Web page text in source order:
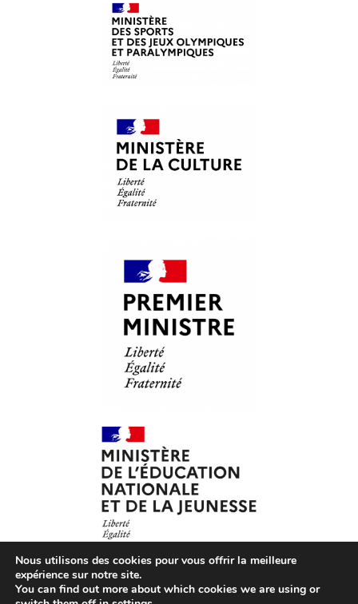
© Les Petits Citoyens – 2026 – Tous droits réservés – CGV
Nous utilisons des cookies pour vous offrir la meilleure
expérience sur notre site.
You can find out more about which cookies we are using or